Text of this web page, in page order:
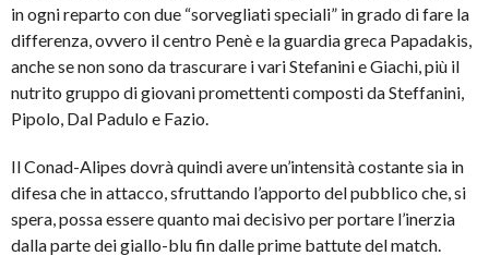
in ogni reparto con due “sorvegliati speciali” in grado di fare la
differenza, ovvero il centro Penè e la guardia greca Papadakis,
anche se non sono da trascurare i vari Stefanini e Giachi, più il
nutrito gruppo di giovani promettenti composti da Steffanini,
Pipolo, Dal Padulo e Fazio.
Il Conad-Alipes dovrà quindi avere un’intensità costante sia in
difesa che in attacco, sfruttando l’apporto del pubblico che, si
spera, possa essere quanto mai decisivo per portare l’inerzia
dalla parte dei giallo-blu fin dalle prime battute del match.